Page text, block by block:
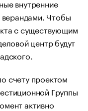
внутренние
Чтобы
с существующим
центр будут
счету проектом
Группы
активно